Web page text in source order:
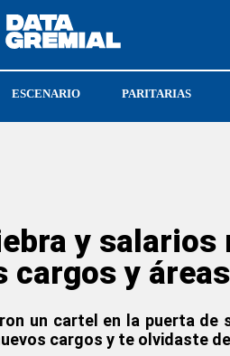
JERÓNIMO
ESCENARIO PARITARIAS
y
cargos y áreas
un cartel en la puerta de
cargos y te olvidaste